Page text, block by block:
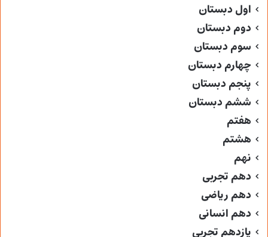
اول دبستان
دوم دبستان
سوم دبستان
چهارم دبستان
پنجم دبستان
ششم دبستان
هفتم
هشتم
نهم
دهم تجربی
دهم ریاضی
دهم انسانی
یازدهم تجربی